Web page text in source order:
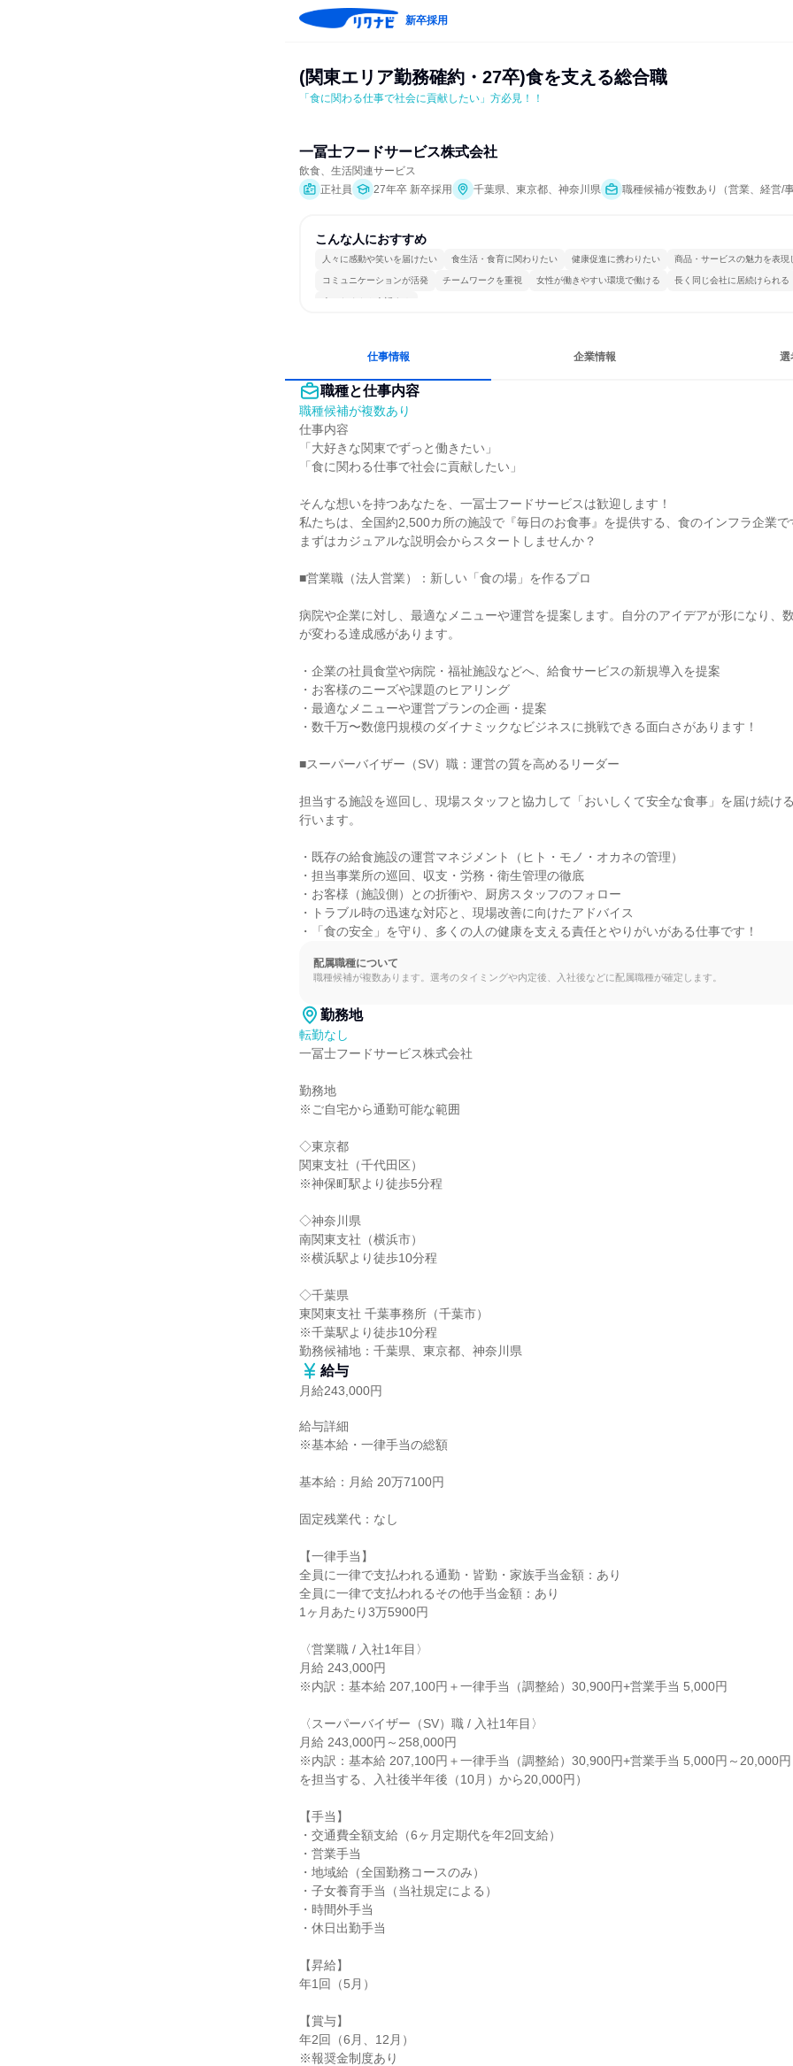
新卒採用
(関東エリア勤務確約・27卒)食を支える総合職
「⾷に関わる仕事で社会に貢献したい」方必見！！
一冨士フードサービス株式会社
飲食、生活関連サービス
正社員
27年卒 新卒採用 千葉県、東京都、神奈川県 職種候補が複数あり（営業、経営/事
こんな人におすすめ
人々に感動や笑いを届けたい 食生活・食育に関わりたい 健康促進に携わりたい 商品・サービスの魅力を表現
コミュニケーションが活発 チームワークを重視 女性が働きやすい環境で働ける 長く同じ会社に居続けられる
人とたくさん会話する
仕事情報 企業情報 選
職種と仕事内容
職種候補が複数あり
仕事内容
「大好きな関東でずっと働きたい」
「食に関わる仕事で社会に貢献したい」
そんな想いを持つあなたを、一冨士フードサービスは歓迎します！
私たちは、全国約2,500カ所の施設で『毎日のお食事』を提供する、食のインフラ企業で
まずはカジュアルな説明会からスタートしませんか？
■営業職（法人営業）：新しい「食の場」を作るプロ
病院や企業に対し、最適なメニューや運営を提案します。自分のアイデアが形になり、
が変わる達成感があります。
・企業の社員食堂や病院・福祉施設などへ、給食サービスの新規導入を提案
・お客様のニーズや課題のヒアリング
・最適なメニューや運営プランの企画・提案
・数千万〜数億円規模のダイナミックなビジネスに挑戦できる面白さがあります！
■スーパーバイザー（SV）職：運営の質を高めるリーダー
担当する施設を巡回し、現場スタッフと協力して「おいしくて安全な食事」を届け続け
行います。
・既存の給食施設の運営マネジメント（ヒト・モノ・オカネの管理）
・担当事業所の巡回、収支・労務・衛生管理の徹底
・お客様（施設側）との折衝や、厨房スタッフのフォロー
・トラブル時の迅速な対応と、現場改善に向けたアドバイス
・「食の安全」を守り、多くの人の健康を支える責任とやりがいがある仕事です！
配属職種について
職種候補が複数あります。選考のタイミングや内定後、入社後などに配属職種が確定します。
勤務地
転勤なし
一冨士フードサービス株式会社
勤務地
※ご自宅から通勤可能な範囲
◇東京都
関東支社（千代田区）
※神保町駅より徒歩5分程
◇神奈川県
南関東支社（横浜市）
※横浜駅より徒歩10分程
◇千葉県
東関東支社 千葉事務所（千葉市）
※千葉駅より徒歩10分程
勤務候補地：千葉県、東京都、神奈川県
給与
月給243,000円
給与詳細
※基本給・一律手当の総額
基本給：月給 20万7100円
固定残業代：なし
【一律手当】
全員に一律で支払われる通勤・皆勤・家族手当金額：あり
全員に一律で支払われるその他手当金額：あり
1ヶ月あたり3万5900円
〈営業職 / 入社1年目〉
月給 243,000円
※内訳：基本給 207,100円＋一律手当（調整給）30,900円+営業手当 5,000円
〈スーパーバイザー（SV）職 / 入社1年目〉
月給 243,000円～258,000円
※内訳：基本給 207,100円＋一律手当（調整給）30,900円+営業手当 5,000円～20,000
を担当する、入社後半年後（10月）から20,000円）
【手当】
・交通費全額支給（6ヶ月定期代を年2回支給）
・営業手当
・地域給（全国勤務コースのみ）
・子女養育手当（当社規定による）
・時間外手当
・休日出勤手当
【昇給】
年1回（5月）
【賞与】
年2回（6月、12月）
※報奨金制度あり